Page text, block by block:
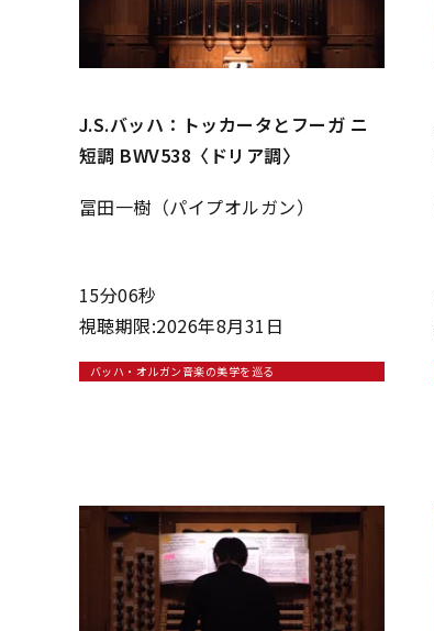
J.S.バッハ：トッカータとフーガ ニ
短調 BWV538〈ドリア調〉
冨田一樹（パイプオルガン）
15分06秒
視聴期限:2026年8月31日
バッハ・オルガン音楽の美学を巡る